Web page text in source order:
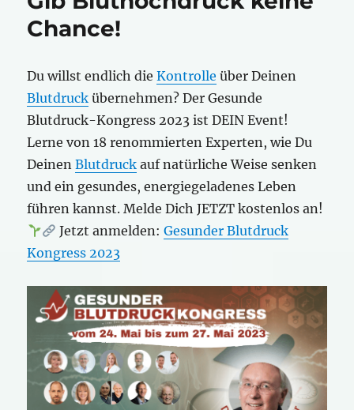
Chance!
Du willst endlich dieKontrolle über Deinen
Blutdruck übernehmen? Der Gesunde
Blutdruck-Kongress 2023 ist DEIN Event!
Lerne von 18 renommierten Experten, wie Du
DeinenBlutdruck auf natürliche Weise senken
und ein gesundes, energiegeladenes Leben
führen kannst. Melde Dich JETZT kostenlos an!
Jetzt anmelden: Gesunder Blutdruck
Kongress 2023